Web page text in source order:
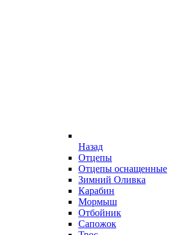
Назад
Отцепы
Отцепы оснащенные
Зимний Оливка
Карабин
Мормыш
Отбойник
Сапожок